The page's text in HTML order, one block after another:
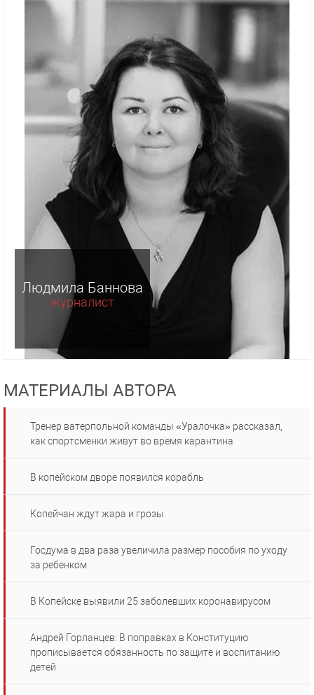
Людмила Баннова
журналист
МАТЕРИАЛЫ АВТОРА
Тренер ватерпольной команды «Уралочка» рассказал,
как спортсменки живут во время карантина
В копейском дворе появился корабль
Копейчан ждут жара и грозы
Госдума в два раза увеличила размер пособия по уходу
за ребенком
В Копейске выявили 25 заболевших коронавирусом
Андрей Горланцев: В поправках в Конституцию
прописывается обязанность по защите и воспитанию
детей